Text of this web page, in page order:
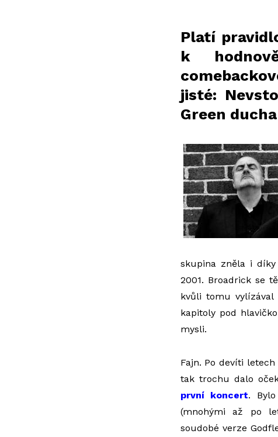
Platí
k
jisté:
Green
skupina zněla i
2001. Broadrick se
kvůli tomu vylízával
kapitoly pod
mysli.
Fajn. Po devíti
tak trochu dalo
první koncert.
(mnohými až po
soudobé verze